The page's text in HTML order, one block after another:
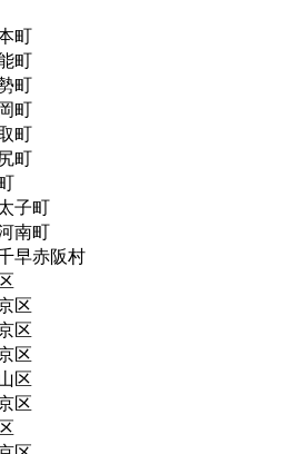
町
町
町
町
町
町
子町
南町
早赤阪村
区
区
区
区
区